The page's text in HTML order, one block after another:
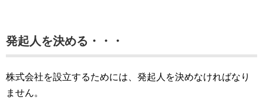
発起人を決める・・・
株式会社を設立するためには、発起人を決めなければなり
ません。